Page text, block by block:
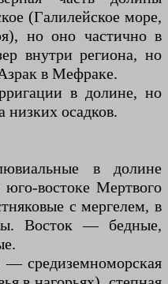
(Галилейское море,
но оно частично в
внутри региона, но
в Мефраке.
в долине, но
осадков.
в долине
востоке Мертвого
с мергелем, в
Восток — бедные,
— средиземноморская